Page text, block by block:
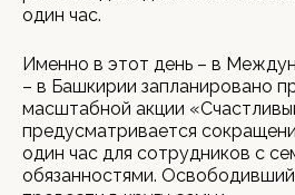
один час.
Именно в этот день – в
– в Башкирии запланировано
масштабной акции
предусматривается
один час для сотрудников с
обязанностями.